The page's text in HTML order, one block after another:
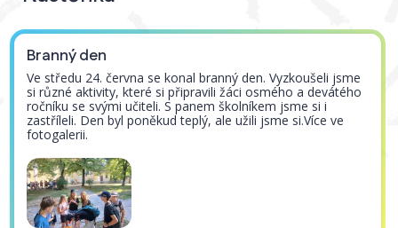
Branný den
Ve středu 24. června se konal branný den. Vyzkoušeli jsme
si různé aktivity, které si připravili žáci osmého a devátého
ročníku se svými učiteli. S panem školníkem jsme si i
zastříleli. Den byl poněkud teplý, ale užili jsme si.Více ve
fotogalerii.